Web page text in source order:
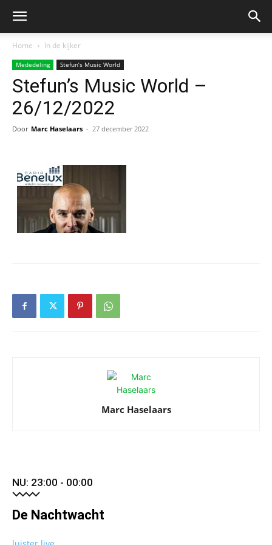
Home In de kijker
Mededeling Stefun’s Music World
Stefun’s Music World –
26/12/2022
Door Marc Haselaars - 27 december 2022
Marc Haselaars
NU: 23:00 - 00:00
De Nachtwacht